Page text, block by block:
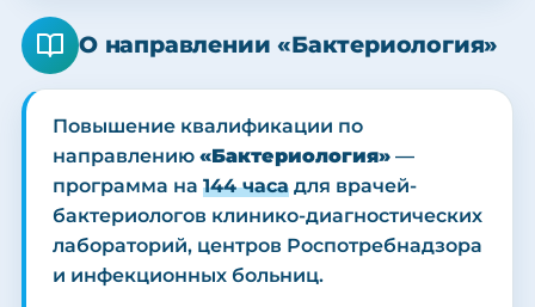
О направлении «Бактериология»
Повышение квалификации по
направлению «Бактериология» —
программа на 144 часа для врачей-
бактериологов клинико-диагностических
лабораторий, центров Роспотребнадзора
и инфекционных больниц.